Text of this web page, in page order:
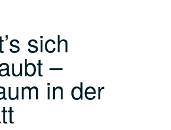
sich
–
in der